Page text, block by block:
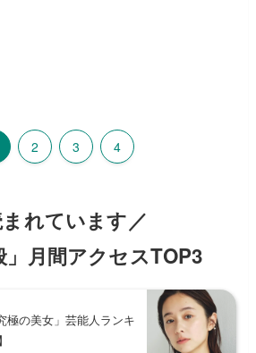
2 3 4
れています／
」月間アクセスTOP3
極の美女」芸能人ランキ